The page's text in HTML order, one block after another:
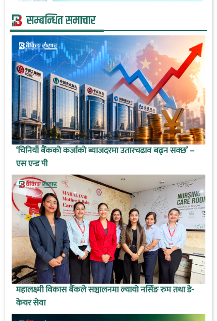
सम्बन्धित समाचार
‘चिनियाँ बैंकको कर्जाको ब्याजदरमा उतारचढाव बढ्न सक्छ’ –
एस एन्ड पी
महालक्ष्मी विकास बैंकले सञ्चालनमा ल्यायो नर्सिङ रुम तथा डे-
केयर सेवा